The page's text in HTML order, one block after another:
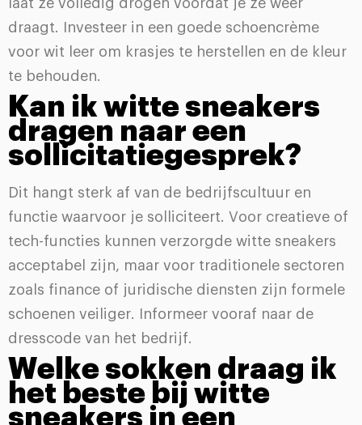
draagt. Investeer in een goede schoencrème
voor wit leer om krasjes te herstellen en de kleur
te behouden.
Kan ik witte sneakers
dragen naar een
sollicitatiegesprek?
Dit hangt sterk af van de bedrijfscultuur en
functie waarvoor je solliciteert. Voor creatieve of
tech-functies kunnen verzorgde witte sneakers
acceptabel zijn, maar voor traditionele sectoren
zoals finance of juridische diensten zijn formele
schoenen veiliger. Informeer vooraf naar de
dresscode van het bedrijf.
Welke sokken draag ik
het beste bij witte
sneakers in een